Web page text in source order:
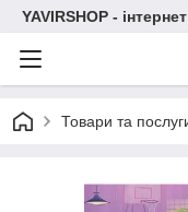
YAVIRSHOP -
Товари та